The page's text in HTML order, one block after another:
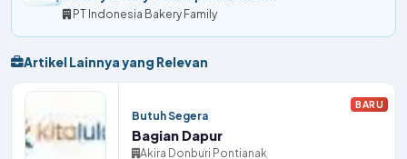
PT Indonesia Bakery Family
Artikel Lainnya yang Relevan
Butuh Segera
Bagian Dapur
Akira Donburi Pontianak
BARU